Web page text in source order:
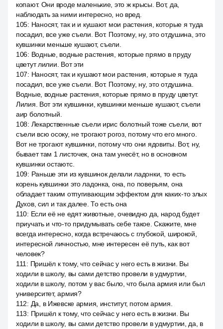
копают. Они вроде маленькие, это ж крысы. Вот, да,
наблюдать за ними интересно, но вред.
105: Наносят, так и и кушают мои растения, которые я туда
посадил, все уже съели. Вот. Поэтому, ну, это отдушина, это
кувшинки меньше кушают, съели.
106: Водные, водные растения, которые прямо в пруду
цветут лилии. Вот эти
107: Наносят, так и кушают мои растения, которые я туда
посадил, все уже съели. Вот. Поэтому, ну, это отдушина.
Водные, водные растения, которые прямо в пруду цветут.
Лилия. Вот эти кувшинки, кувшинки меньше кушают, съели
аир болотный.
108: Лекарственные съели ирис болотный тоже съели, вот
съели всю осоку, не трогают рогоз, потому что его много.
Вот не трогают кувшинки, потому что они ядовиты. Вот, ну,
бывает там 1 листочек, она там унесёт, но в основном
кувшинки остаютс.
109: Раньше эти из кувшинок делали ладонки, то есть
корень кувшинки это ладонка, она, по поверьям, она
обладает таким отпугивающим эффектом для каких-то злых
Духов, сил и так далее. То есть она
110: Если её не едят животные, очевидно да, народ будет
приучать и что-то придумывать себе такое. Скажите, мне
всегда интересно, когда встречаюсь с глубокой, широкой,
интересной личностью, мне интересен её путь, как вот
человек?
111 : Пришёл к тому, что сейчас у него есть в жизни. Вы
ходили в школу, вы сами детство провели в удмуртии,
ходили в школу, потом у вас было, что была армия или был
университет, армия?
112: Да, в Ижевске армия, институт, потом армия.
113: Пришёл к тому, что сейчас у него есть в жизни. Вы
ходили в школу, вы сами детство провели в удмуртии, да, в